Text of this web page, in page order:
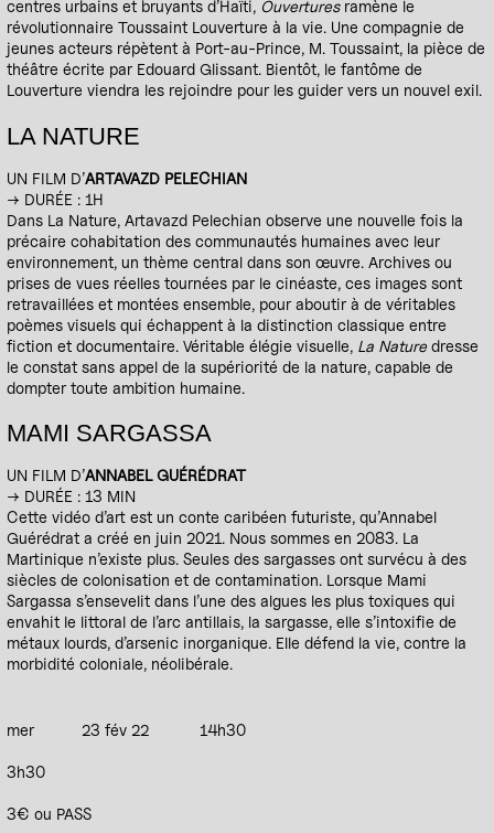
centres urbains et bruyants d’Haïti, Ouvertures ramène le
révolutionnaire Toussaint Louverture à la vie. Une compagnie de
jeunes acteurs répètent à Port-au-Prince, M. Toussaint, la pièce de
théâtre écrite par Edouard Glissant. Bientôt, le fantôme de
Louverture viendra les rejoindre pour les guider vers un nouvel exil.
LA NATURE
UN FILM D’ARTAVAZD PELECHIAN
→ DURÉE : 1H
Dans La Nature, Artavazd Pelechian observe une nouvelle fois la
précaire cohabitation des communautés humaines avec leur
environnement, un thème central dans son œuvre. Archives ou
prises de vues réelles tournées par le cinéaste, ces images sont
retravaillées et montées ensemble, pour aboutir à de véritables
poèmes visuels qui échappent à la distinction classique entre
fiction et documentaire. Véritable élégie visuelle, La Naturedresse
le constat sans appel de la supériorité de la nature, capable de
dompter toute ambition humaine.
MAMI SARGASSA
UN FILM D’ANNABEL GUÉRÉDRAT
→ DURÉE : 13 MIN
Cette vidéo d’art est un conte caribéen futuriste, qu’Annabel
Guérédrat a créé en juin 2021. Nous sommes en 2083. La
Martinique n’existe plus. Seules des sargasses ont survécu à des
siècles de colonisation et de contamination. Lorsque Mami
Sargassa s’ensevelit dans l’une des algues les plus toxiques qui
envahit le littoral de l’arc antillais, la sargasse, elle s’intoxifie de
métaux lourds, d’arsenic inorganique. Elle défend la vie, contre la
morbidité coloniale, néolibérale.
mer 23 fév 22 14h30
3h30
3€ ou PASS